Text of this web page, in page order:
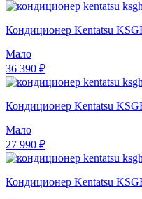
Кондиционер Kentatsu
Мало
36 390 ₽
Кондиционер Kentatsu
Мало
27 990 ₽
Кондиционер Kentatsu